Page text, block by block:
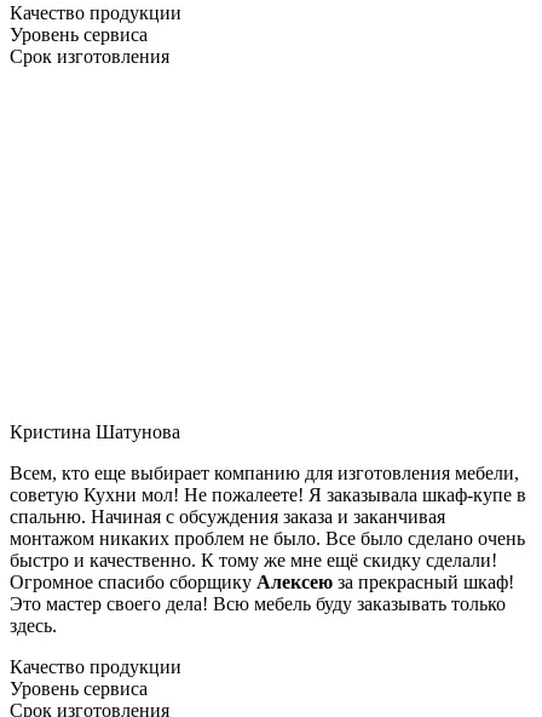
Качество продукции
Уровень сервиса
Срок изготовления
Кристина Шатунова
Всем, кто еще выбирает компанию для изготовления мебели,
советую Кухни мол! Не пожалеете! Я заказывала шкаф-купе в
спальню. Начиная с обсуждения заказа и заканчивая
монтажом никаких проблем не было. Все было сделано очень
быстро и качественно. К тому же мне ещё скидку сделали!
Огромное спасибо сборщику Алексею за прекрасный шкаф!
Это мастер своего дела! Всю мебель буду заказывать только
здесь.
Качество продукции
Уровень сервиса
Срок изготовления